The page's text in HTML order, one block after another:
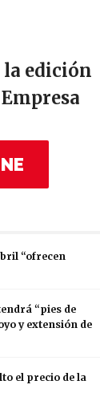
la edición
“ofrecen
“pies de
y extensión de
el precio de la